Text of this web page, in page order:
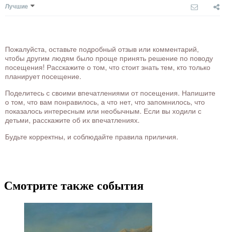
Лучшие
Пожалуйста, оставьте подробный отзыв или комментарий,
чтобы другим людям было проще принять решение по поводу
посещения! Расскажите о том, что стоит знать тем, кто только
планирует посещение.
Поделитесь с своими впечатлениями от посещения. Напишите
о том, что вам понравилось, а что нет, что запомнилось, что
показалось интересным или необычным. Если вы ходили с
детьми, расскажите об их впечатлениях.
Будьте корректны, и соблюдайте правила приличия.
Смотрите также события